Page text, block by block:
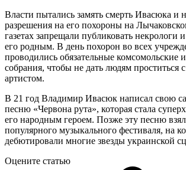
Власти пытались замять смерть Ивасюка и
разрешения на его похороны на
газетах запрещали публиковать некрологи
его родным. В день похорон во всех
проводились обязательные комсомольские
собрания, чтобы не дать людям
артистом.
В 21 год Владимир Ивасюк написал свою
песню «Червона рута», которая стала
его народным героем. Позже эту песню
популярного музыкального фестиваля, на
дебютировали многие звезды украинской
Оцените статью